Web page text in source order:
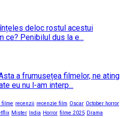
deloc rostul acestui
ce? Penibilul dus la e...
a frumusețea filmelor, ne ating
eu nu l-am interp...
filme recenzii recenzie film Oscar October horror
Mister India Horror filme 2025 Drama